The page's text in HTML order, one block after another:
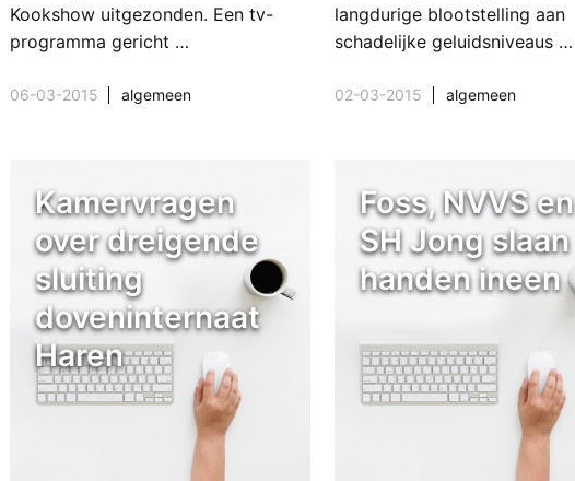
Kookshow uitgezonden. Een tv-
programma gericht …
06-03-2015 algemeen
langdurige blootstelling aan
schadelijke geluidsniveaus …
02-03-2015 algemeen
Kamervragen
over dreigende
sluiting
doveninternaat
Haren
Foss, NVVS en
SH Jong slaan
handen ineen